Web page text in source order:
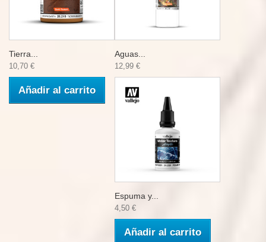
Tierra...
10,70 €
Añadir al carrito
Aguas...
12,99 €
Espuma y...
4,50 €
Añadir al carrito